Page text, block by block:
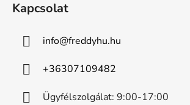
Kapcsolat
info@freddyhu.hu
+36307109482
Ügyfélszolgálat: 9:00-17:00